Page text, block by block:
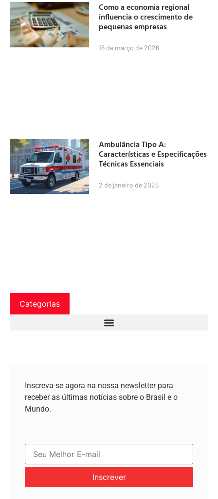
Como a economia regional
influencia o crescimento de
pequenas empresas
16 de março de 2026
Ambulância Tipo A:
Características e Especificações
Técnicas Essenciais
2 de janeiro de 2026
Categorias
Inscreva-se agora na nossa newsletter para
receber as últimas notícias sobre o Brasil e o
Mundo.
Inscrever